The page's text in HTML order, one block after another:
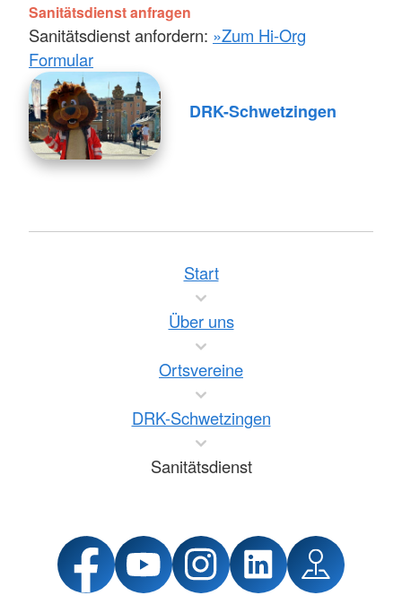
Sanitätsdienst anfragen
Sanitätsdienst anfordern: »Zum Hi-Org
Formular
DRK-Schwetzingen
Start
Über uns
Ortsvereine
DRK-Schwetzingen
Sanitätsdienst